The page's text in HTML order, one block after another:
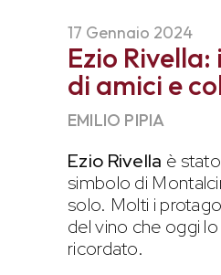
17 Gennaio 2024
Ezio
di amici e
EMILIO PIPIA
Ezio Rivella è
simbolo di
solo. Molti i
del vino che oggi
ricordato.